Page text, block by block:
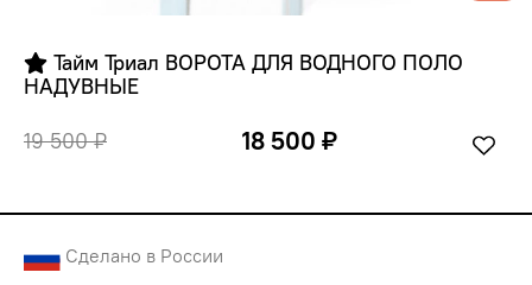
Тайм Триал ВОРОТА ДЛЯ ВОДНОГО ПОЛО
НАДУВНЫЕ
19 500 ₽
18 500 ₽
Сделано в России